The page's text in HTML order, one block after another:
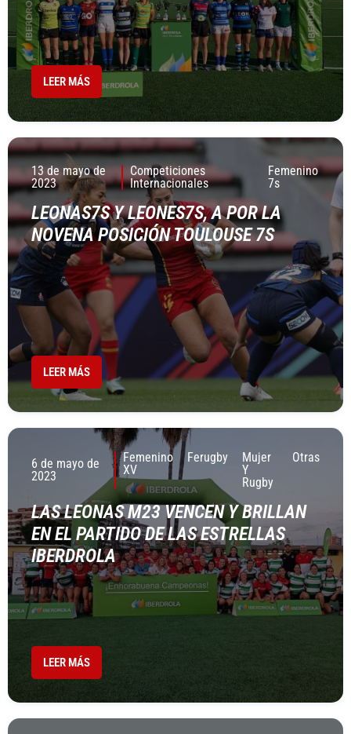
LEER MÁS
13 de mayo de
2023
Competiciones
Internacionales
Femenino
7s
LEONAS7S Y LEONES7S, A POR LA
NOVENA POSICIÓN TOULOUSE 7S
LEER MÁS
6 de mayo de
2023
Femenino
XV
Ferugby
Mujer
Y
Rugby
Otras
LAS LEONAS M23 VENCEN Y BRILLAN
EN EL PARTIDO DE LAS ESTRELLAS
IBERDROLA
LEER MÁS